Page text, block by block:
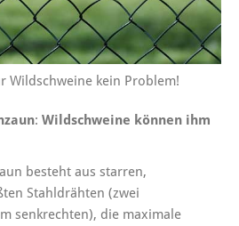
Wildschweine kein Problem!
: Wildschweine können ihm
besteht aus starren,
Stahldrähten (zwei
senkrechten), die maximale